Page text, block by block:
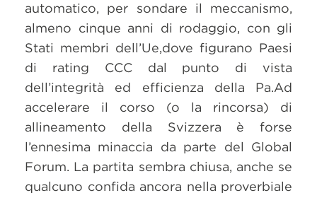
automatico, per sondare il meccanismo,
almeno cinque anni di rodaggio, con gli
Stati membri dell’Ue,dove figurano Paesi
di rating CCC dal punto di vista
dell’integrità ed efficienza della Pa.Ad
accelerare il corso (o la rincorsa) di
allineamento della Svizzera è forse
l’ennesima minaccia da parte del Global
Forum. La partita sembra chiusa, anche se
qualcuno confida ancora nella proverbiale